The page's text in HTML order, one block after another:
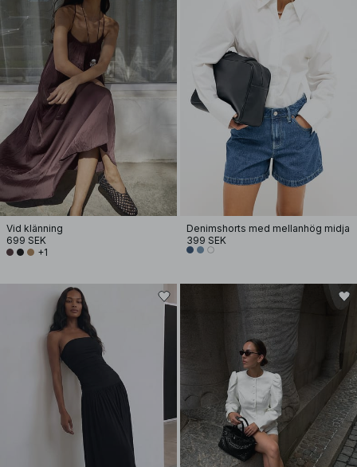
Vid klänning
699 SEK
+1
Denimshorts med mellanhög midja
399 SEK